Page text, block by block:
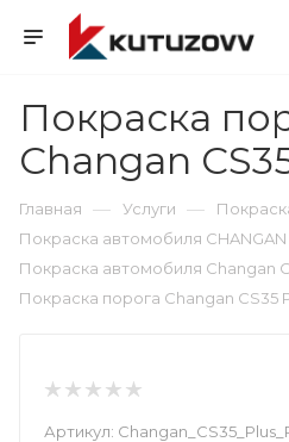
Покраска
Changan
Главная — Услуги —
Покраска автомобиля CHANGAN
Покраска автомобиля Changan
Покраска порога Changan CS35
Артикул: